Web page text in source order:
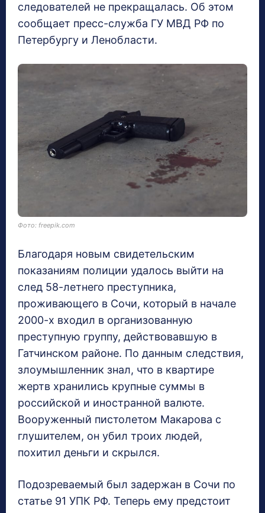
следователей не прекращалась. Об этом
сообщает пресс-служба ГУ МВД РФ по
Петербургу и Ленобласти.
Фото: freepik.com
Благодаря новым свидетельским
показаниям полиции удалось выйти на
след 58-летнего преступника,
проживающего в Сочи, который в начале
2000-х входил в организованную
преступную группу, действовавшую в
Гатчинском районе. По данным следствия,
злоумышленник знал, что в квартире
жертв хранились крупные суммы в
российской и иностранной валюте.
Вооруженный пистолетом Макарова с
глушителем, он убил троих людей,
похитил деньги и скрылся.
Подозреваемый был задержан в Сочи по
статье 91 УПК РФ. Теперь ему предстоит